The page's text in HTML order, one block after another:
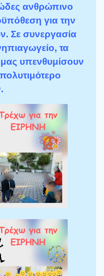
ανθρώπινο
για την
Σε συνεργασία
τα
υπενθυμίσουν